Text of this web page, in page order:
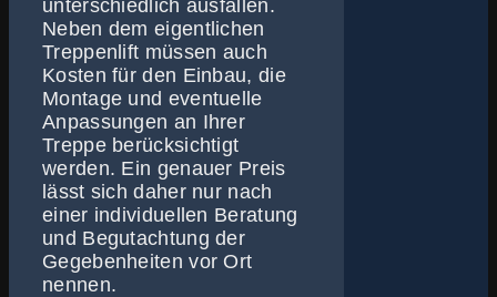
unterschiedlich ausfallen.
Neben dem eigentlichen
Treppenlift müssen auch
Kosten für den Einbau, die
Montage und eventuelle
Anpassungen an Ihrer
Treppe berücksichtigt
werden. Ein genauer Preis
lässt sich daher nur nach
einer individuellen Beratung
und Begutachtung der
Gegebenheiten vor Ort
nennen.